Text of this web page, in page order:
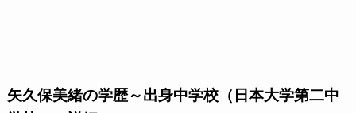
矢久保美緒の学歴～出身中学校（日本大学第二中